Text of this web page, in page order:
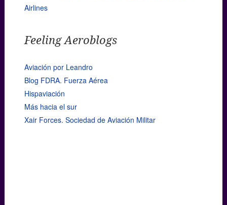
Airlines
Feeling Aeroblogs
Aviación por Leandro
Blog FDRA. Fuerza Aérea
Hispaviación
Más hacia el sur
Xair Forces. Sociedad de Aviación Militar